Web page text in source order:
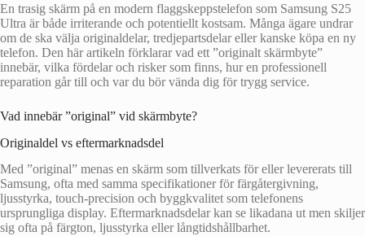
En trasig skärm på en modern flaggskeppstelefon som Samsung S25
Ultra är både irriterande och potentiellt kostsam. Många ägare undrar
om de ska välja originaldelar, tredjepartsdelar eller kanske köpa en ny
telefon. Den här artikeln förklarar vad ett ”originalt skärmbyte”
innebär, vilka fördelar och risker som finns, hur en professionell
reparation går till och var du bör vända dig för trygg service.
Vad innebär ”original” vid skärmbyte?
Originaldel vs eftermarknadsdel
Med ”original” menas en skärm som tillverkats för eller levererats till
Samsung, ofta med samma specifikationer för färgåtergivning,
ljusstyrka, touch-precision och byggkvalitet som telefonens
ursprungliga display. Eftermarknadsdelar kan se likadana ut men skiljer
sig ofta på färgton, ljusstyrka eller långtidshållbarhet.